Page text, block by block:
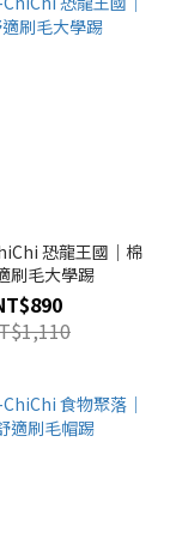
恐龍王國｜棉
刷毛大學踢